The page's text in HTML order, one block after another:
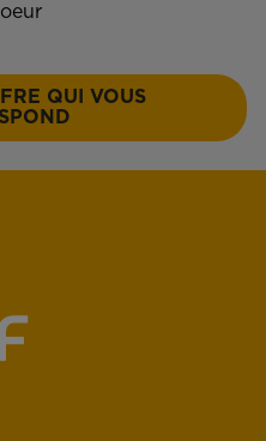
QUI VOUS